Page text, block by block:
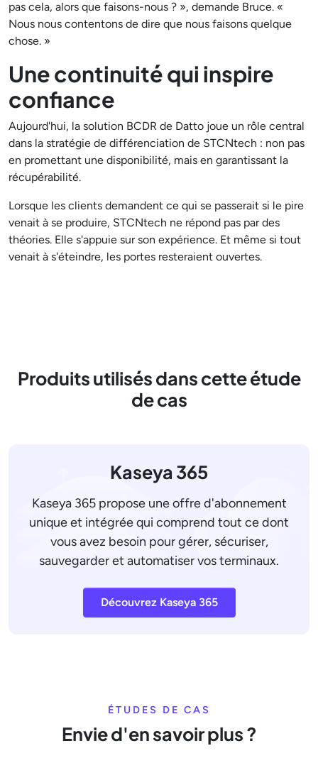
pas cela, alors que faisons-nous ? », demande Bruce. «
Nous nous contentons de dire que nous faisons quelque
chose. »
Une continuité qui inspire
confiance
Aujourd'hui, la solution BCDR de Datto joue un rôle central
dans la stratégie de différenciation de STCNtech : non pas
en promettant une disponibilité, mais en garantissant la
récupérabilité.
Lorsque les clients demandent ce qui se passerait si le pire
venait à se produire, STCNtech ne répond pas par des
théories. Elle s'appuie sur son expérience. Et même si tout
venait à s'éteindre, les portes resteraient ouvertes.
Produits utilisés dans cette étude
de cas
Kaseya 365
Kaseya 365 propose une offre d'abonnement
unique et intégrée qui comprend tout ce dont
vous avez besoin pour gérer, sécuriser,
sauvegarder et automatiser vos terminaux.
Découvrez Kaseya 365
ÉTUDES DE CAS
Envie d'en savoir plus ?